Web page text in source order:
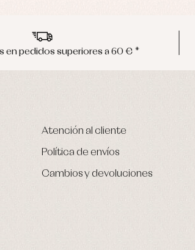
en pedidos superiores a 60 € *
Atención al cliente
Política de envíos
Cambios y devoluciones